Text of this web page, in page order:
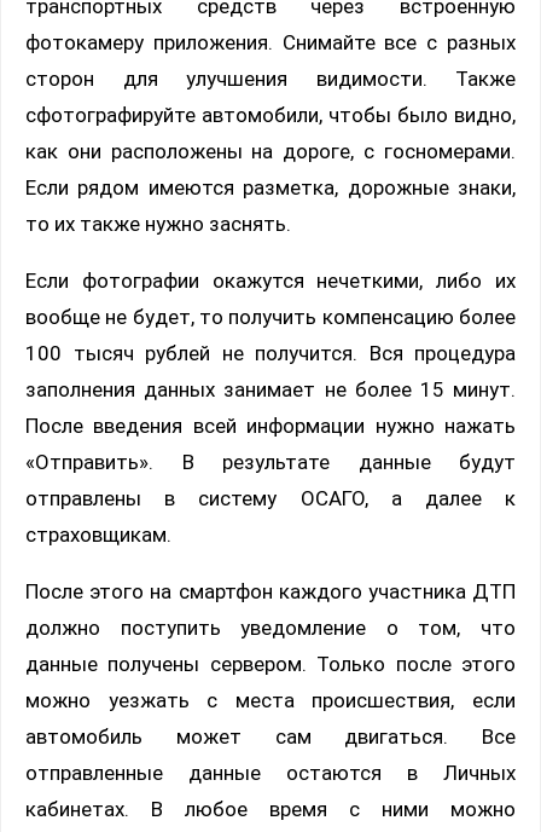
транспортных средств через встроенную
фотокамеру приложения. Снимайте все с разных
сторон для улучшения видимости. Также
сфотографируйте автомобили, чтобы было видно,
как они расположены на дороге, с госномерами.
Если рядом имеются разметка, дорожные знаки,
то их также нужно заснять.
Если фотографии окажутся нечеткими, либо их
вообще не будет, то получить компенсацию более
100 тысяч рублей не получится. Вся процедура
заполнения данных занимает не более 15 минут.
После введения всей информации нужно нажать
«Отправить». В результате данные будут
отправлены в систему ОСАГО, а далее к
страховщикам.
После этого на смартфон каждого участника ДТП
должно поступить уведомление о том, что
данные получены сервером. Только после этого
можно уезжать с места происшествия, если
автомобиль может сам двигаться. Все
отправленные данные остаются в Личных
кабинетах. В любое время с ними можно